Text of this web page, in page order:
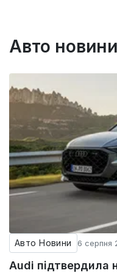
Авто новини
Авто Новини 6 серпня
Audi підтвердила